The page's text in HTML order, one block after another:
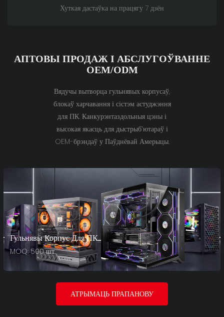
Хуткая дастаўка на працягу 7 дзён
АПТОВЫ ПРОДАЖ І АБСЛУГОЎВАННЕ
OEM/ODM
Вядучы вытворца гульнявых корпусаў,
блокаў харчавання і сістэм астуджэння
для ПК. Канкурэнтаздольныя цэны і
высокая якасць для дыстрыб'ютараў і
OEM-брэндаў у Паўднёвай Амерыцы.
Гульнявы ​​корпус Для ПК
MOQ: 500 шт.
АТРЫМАЦЬ ПРАПАНОВУ